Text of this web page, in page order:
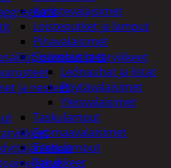
Koristevalaisimet
Loisteputket ja lamput
Pihavalaisimet
Sisävalaisimet
Lednauhat ja listat
Pöytävalaisimet
Yleisvalaisimet
Taskulamput
Työmaavalaisimet
Taskulamput
Tarvikkeet
pumput ja tarvikkeet
ja nesteet